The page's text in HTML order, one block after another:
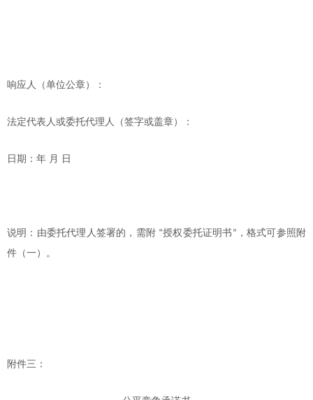
响应人（单位公章）：
法定代表人或委托代理人（签字或盖章）：
日期：年 月 日
说明：由委托代理人签署的，需附 “授权委托证明书 ” ，格式可参照附
件（一）。
附件三：